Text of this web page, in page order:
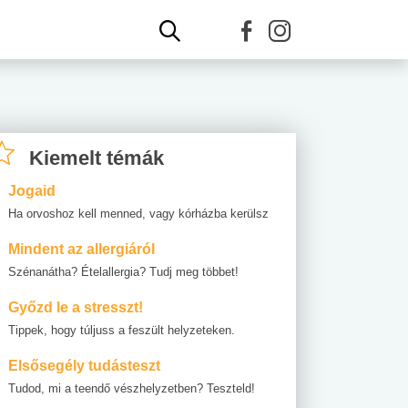
Kiemelt témák
Jogaid
Ha orvoshoz kell menned, vagy kórházba kerülsz
Mindent az allergiáról
Szénanátha? Ételallergia? Tudj meg többet!
Győzd le a stresszt!
Tippek, hogy túljuss a feszült helyzeteken.
Elsősegély tudásteszt
Tudod, mi a teendő vészhelyzetben? Teszteld!